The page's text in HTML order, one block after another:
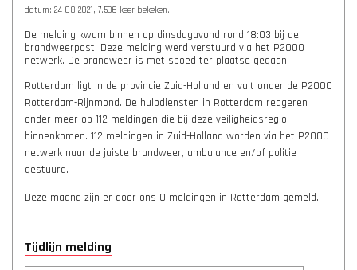
datum: 24-08-2021, 7.536 keer bekeken.
De melding kwam binnen op dinsdagavond rond 18:03 bij de
brandweerpost. Deze melding werd verstuurd via het P2000
netwerk. De brandweer is met spoed ter plaatse gegaan.
Rotterdam ligt in de provincie Zuid-Holland en valt onder de P2000
Rotterdam-Rijnmond. De hulpdiensten in Rotterdam reageren
onder meer op 112 meldingen die bij deze veiligheidsregio
binnenkomen. 112 meldingen in Zuid-Holland worden via het P2000
netwerk naar de juiste brandweer, ambulance en/of politie
gestuurd.
Deze maand zijn er door ons 0 meldingen in Rotterdam gemeld.
Tijdlijn melding